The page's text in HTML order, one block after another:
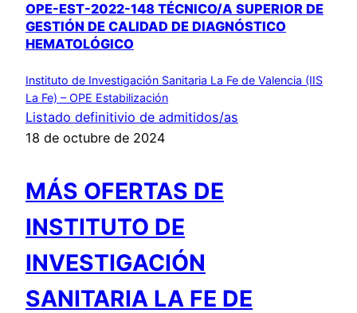
OPE-EST-2022-148 TÉCNICO/A SUPERIOR DE
GESTIÓN DE CALIDAD DE DIAGNÓSTICO
HEMATOLÓGICO
Instituto de Investigación Sanitaria La Fe de Valencia (IIS
La Fe) – OPE Estabilización
Listado definitivio de admitidos/as
18 de octubre de 2024
MÁS OFERTAS DE
INSTITUTO DE
INVESTIGACIÓN
SANITARIA LA FE DE